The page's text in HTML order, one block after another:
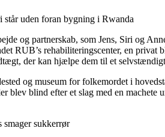
står uden foran bygning i Rwanda
og partnerskab, som Jens, Siri og
RUB’s rehabiliteringscenter, en
der kan hjælpe dem til et
og museum for folkemordet i
blev blind efter et slag med en machete
smager sukkerrør